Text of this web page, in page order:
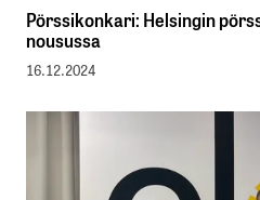
Pörssikonkari: Helsingin
nousussa
16.12.2024